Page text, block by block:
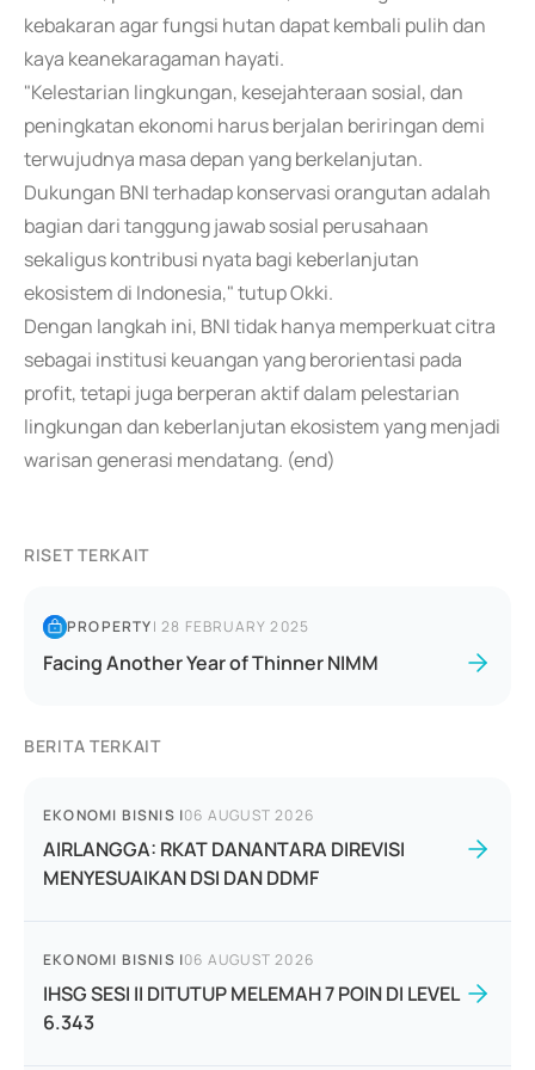
kebakaran agar fungsi hutan dapat kembali pulih dan
kaya keanekaragaman hayati.
"Kelestarian lingkungan, kesejahteraan sosial, dan
peningkatan ekonomi harus berjalan beriringan demi
terwujudnya masa depan yang berkelanjutan.
Dukungan BNI terhadap konservasi orangutan adalah
bagian dari tanggung jawab sosial perusahaan
sekaligus kontribusi nyata bagi keberlanjutan
ekosistem di Indonesia," tutup Okki.
Dengan langkah ini, BNI tidak hanya memperkuat citra
sebagai institusi keuangan yang berorientasi pada
profit, tetapi juga berperan aktif dalam pelestarian
lingkungan dan keberlanjutan ekosistem yang menjadi
warisan generasi mendatang. (end)
RISET TERKAIT
PROPERTY|28 FEBRUARY 2025
Facing Another Year of Thinner NIMM
BERITA TERKAIT
EKONOMI BISNIS |06 AUGUST 2026
AIRLANGGA: RKAT DANANTARA DIREVISI
MENYESUAIKAN DSI DAN DDMF
EKONOMI BISNIS |06 AUGUST 2026
IHSG SESI II DITUTUP MELEMAH 7 POIN DI LEVEL
6.343